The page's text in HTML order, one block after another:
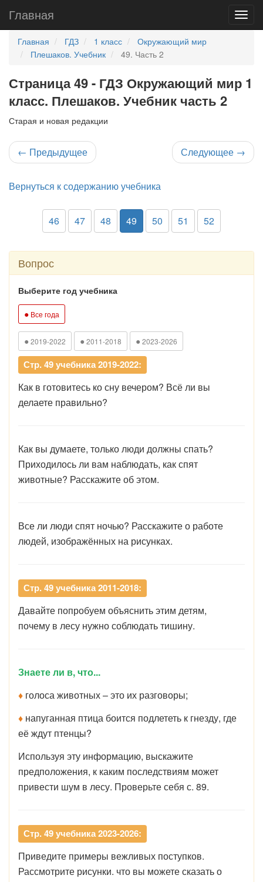
Главная
Главная ГДЗ 1 класс
Окружающий мир
Плешаков. Учебник
49. Часть 2
Страница 49 - ГДЗ Окружающий мир 1
класс. Плешаков. Учебник часть 2
Старая и новая редакции
← Предыдущее Следующее →
Вернуться к содержанию учебника
46 47 48 49 50 51 52
Вопрос
Выберите год учебника
● Все года
● 2019-2022 ● 2011-2018 ● 2023-2026
Стр. 49 учебника 2019-2022:
Как в готовитесь ко сну вечером? Всё ли вы
делаете правильно?
Как вы думаете, только люди должны спать?
Приходилось ли вам наблюдать, как спят
животные? Расскажите об этом.
Все ли люди спят ночью? Расскажите о работе
людей, изображённых на рисунках.
Стр. 49 учебника 2011-2018:
Давайте попробуем объяснить этим детям,
почему в лесу нужно соблюдать тишину.
Знаете ли в, что...
♦ голоса животных – это их разговоры;
♦ напуганная птица боится подлететь к гнезду, где
её ждут птенцы?
Используя эту информацию, выскажите
предположения, к каким последствиям может
привести шум в лесу. Проверьте себя с. 89.
Стр. 49 учебника 2023-2026:
Приведите примеры вежливых поступков.
Рассмотрите рисунки. что вы можете сказать о